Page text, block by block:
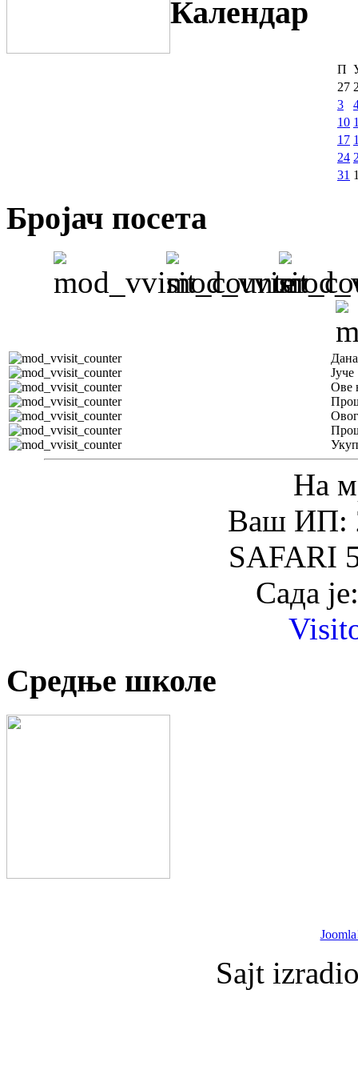
Календар
П
27
3
10
17
24
31
Бројач посета
Јуче
Ове
На
Ваш ИП:
SAFARI
Сада
Средње школе
Sajt